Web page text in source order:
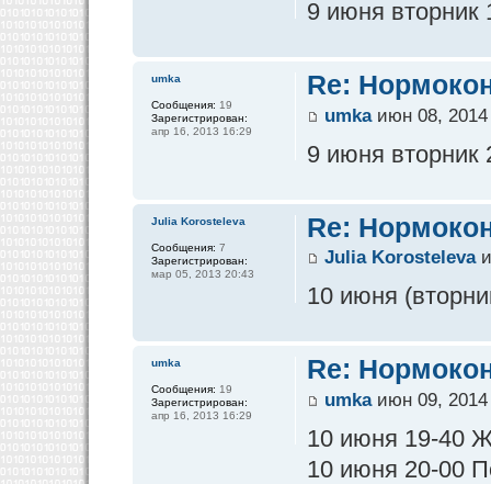
9 июня
Re:
umkaиюн 08, 2014
9 июня
umka
Сообщения: 19
Зарегистрирован:
апр 16, 2013 16:29
Re:
Julia Korosteleva
10 июня
Julia Korosteleva
Сообщения: 7
Зарегистрирован:
мар 05, 2013 20:43
Re:
umkaиюн 09, 2014
10 июня 19-40
10 июня 20-00
umka
Сообщения: 19
Зарегистрирован:
апр 16, 2013 16:29